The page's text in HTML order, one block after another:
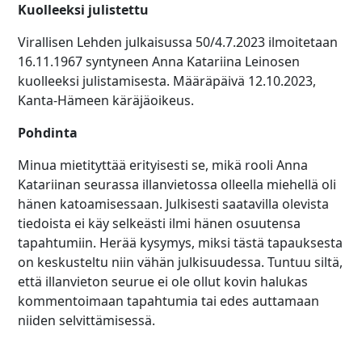
Kuolleeksi julistettu
Virallisen Lehden julkaisussa 50/4.7.2023 ilmoitetaan
16.11.1967 syntyneen Anna Katariina Leinosen
kuolleeksi julistamisesta. Määräpäivä 12.10.2023,
Kanta-Hämeen käräjäoikeus.
Pohdinta
Minua mietityttää erityisesti se, mikä rooli Anna
Katariinan seurassa illanvietossa olleella miehellä oli
hänen katoamisessaan. Julkisesti saatavilla olevista
tiedoista ei käy selkeästi ilmi hänen osuutensa
tapahtumiin. Herää kysymys, miksi tästä tapauksesta
on keskusteltu niin vähän julkisuudessa. Tuntuu siltä,
että illanvieton seurue ei ole ollut kovin halukas
kommentoimaan tapahtumia tai edes auttamaan
niiden selvittämisessä.